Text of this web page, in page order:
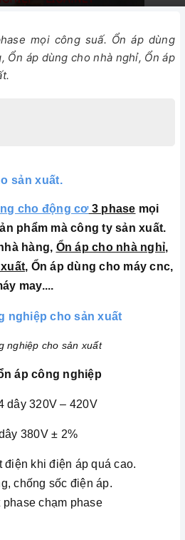
mọi công suấ. Ổn áp dùng
Ổn áp dùng cho nhà nghỉ, Ổn áp
sản xuất.
cho động cơ3 phase mọi
phẩm mà công ty sản xuất.
hàng, Ổn áp cho nhà nghỉ,
, Ổn áp dùng cho máy cnc,
may....
nghiệp cho sản xuất
áp công nghiệp
dây 320V – 420V
380V ± 2%
khi điện áp quá cao.
chống sốc điện áp.
chạm phase